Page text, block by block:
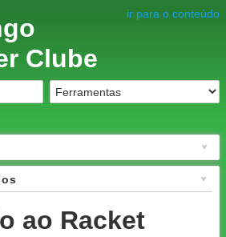
ir para o conteúdo
Clube
ao Racket